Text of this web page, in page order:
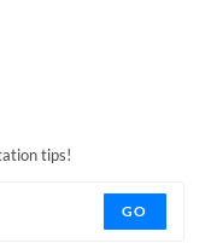
tips!
GO